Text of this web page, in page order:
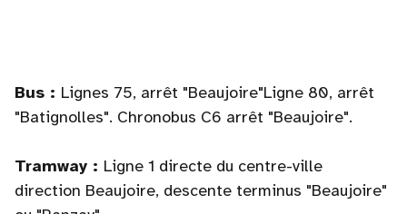
Bus : Lignes 75, arrêt "Beaujoire"Ligne 80, arrêt
"Batignolles". Chronobus C6 arrêt "Beaujoire".
Tramway : Ligne 1 directe du centre-ville
direction Beaujoire, descente terminus "Beaujoire"